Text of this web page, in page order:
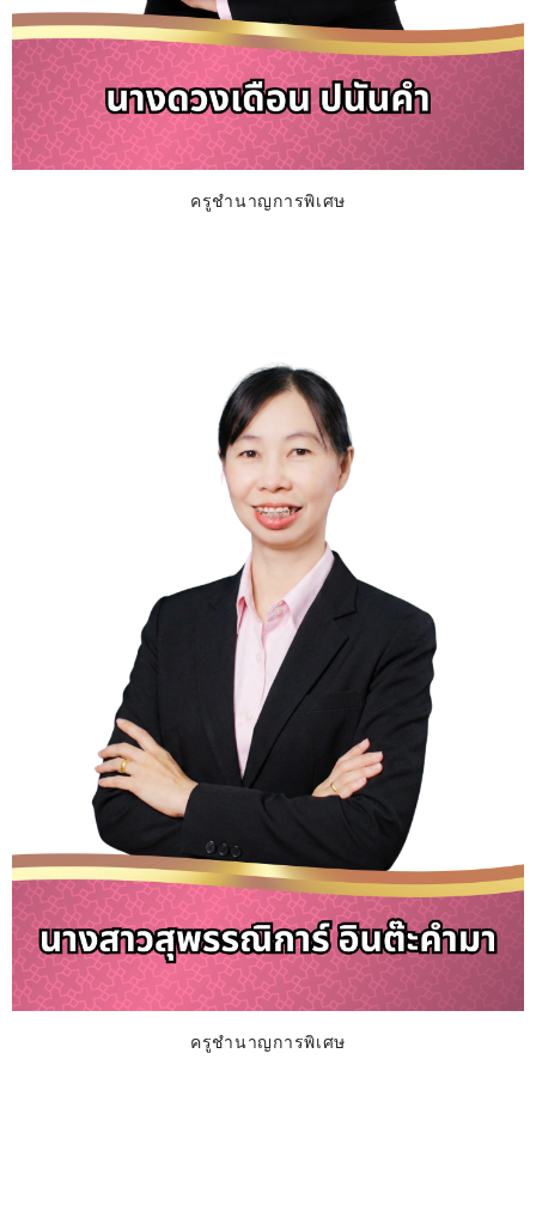
ครูชำนาญการพิเศษ
ครูชำนาญการพิเศษ